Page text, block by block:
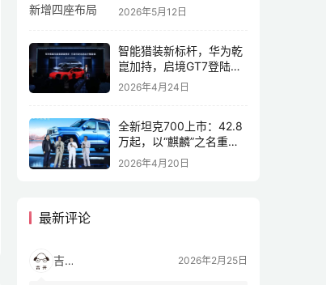
2026年5月12日
智能猎装新标杆，华为乾
崑加持，启境GT7登陆
2026北京车展
2026年4月24日
全新坦克700上市：42.8
万起，以“麒麟”之名重塑
全域豪华
2026年4月20日
最新评论
吉开 2026年2月25日